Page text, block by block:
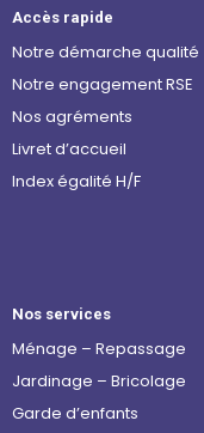
Accès rapide
Notre démarche qualité
Notre engagement RSE
Nos agréments
Livret d’accueil
Index égalité H/F
Nos services
Ménage – Repassage
Jardinage – Bricolage
Garde d’enfants